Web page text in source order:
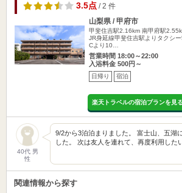
3.5点/ 2 件
山梨県 / 甲府市
甲斐住吉駅2.16km 南甲府駅
JR身延線甲斐住吉駅よりタクシ
Cより10…
営業時間 18:00～22:00
入浴料金 500円～
日帰り 宿泊
楽天トラベルの宿泊プランを見る
40代 男
性
9/2から3泊泊まりました。 富士山、五湖
した。 次は友人を連れて、再度利用した
関連情報から探す